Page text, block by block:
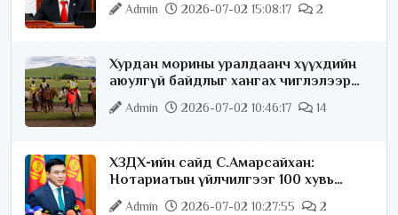
Admin 2026-07-02 15:08:17 2
Хурдан морины уралдаанч хүүхдийн
аюулгүй байдлыг хангах чиглэлээр
Admin 2026-07-02 10:46:17 14
ХЗДХ-ийн сайд С.Амарсайхан:
Нотариатын үйлчилгээг 100 хувь
Admin 2026-07-02 10:27:55 2